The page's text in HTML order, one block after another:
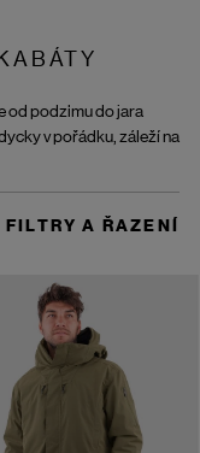
od podzimu do jara
v pořádku, záleží na